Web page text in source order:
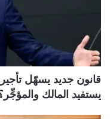
قانون جديد يسهّل
يستفيد المالك